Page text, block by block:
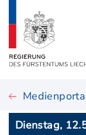
Dienstag,